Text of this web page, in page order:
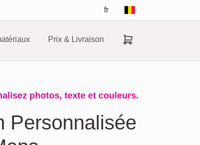
fr
Prix & Livraison
photos, texte et couleurs.
Personnalisée